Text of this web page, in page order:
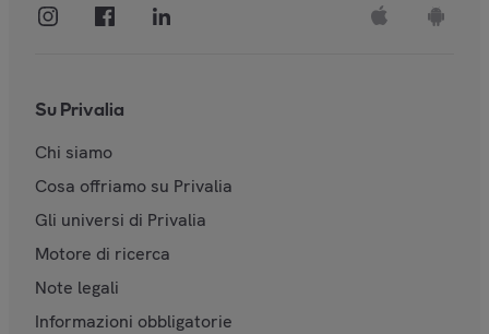
Su Privalia
Chi siamo
Cosa offriamo su Privalia
Gli universi di Privalia
Motore di ricerca
Note legali
Informazioni obbligatorie